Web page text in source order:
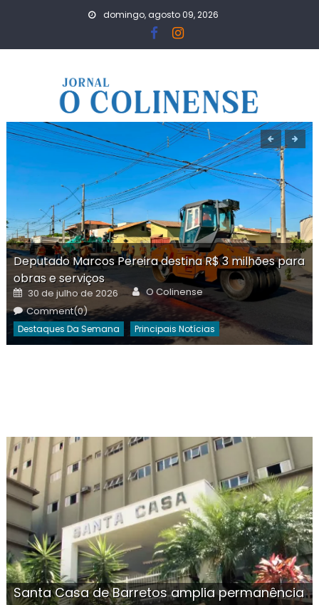
domingo, agosto 09, 2026
Deputado Marcos Pereira destina R$ 3 milhões para
obras e serviços
Posted
on
30 de julho de 2026 Author
O Colinense
Comment(0)
Destaques Da Semana Principais Notícias
Santa Casa de Barretos amplia permanência